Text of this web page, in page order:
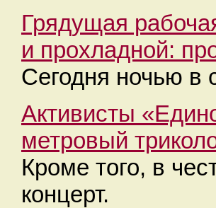
Грядущая
и прохладной:
Сегодня ночью в
Активисты
метровый
Кроме того, в
концерт.